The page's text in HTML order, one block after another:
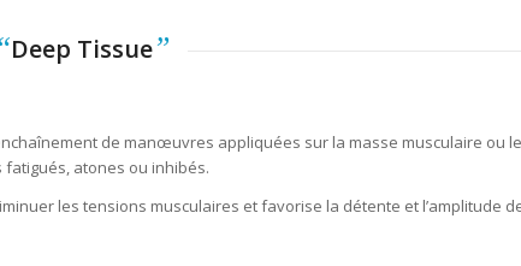
Deep Tissue”
de manœuvres appliquées sur la masse musculaire ou
atones ou inhibés.
les tensions musculaires et favorise la détente et l’amplitude